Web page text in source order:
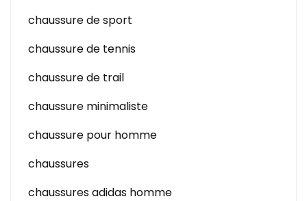
chaussure de sport
chaussure de tennis
chaussure de trail
chaussure minimaliste
chaussure pour homme
chaussures
chaussures adidas homme